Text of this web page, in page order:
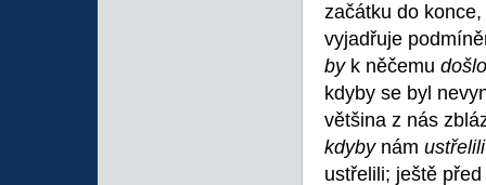
začátku do
vyjadřuje
by k něčemu
kdyby se byl
většina z nás
kdyby nám
ustřelili; ještě